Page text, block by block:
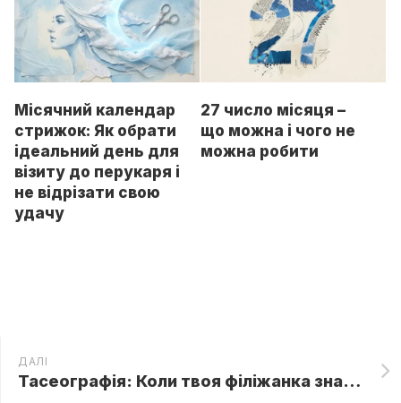
Місячний календар
стрижок: Як обрати
ідеальний день для
візиту до перукаря і
не відрізати свою
удачу
27 число місяця –
що можна і чого не
можна робити
ДАЛІ
Тасеографія: Коли твоя філіжанка знає більше, ніж Google